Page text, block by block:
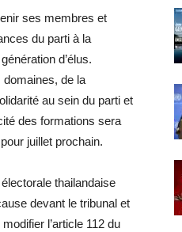
ses membres et
du parti à la
d’élus.
domaines, de la
au sein du parti et
des formations sera
juillet prochain.
thailandaise
devant le tribunal et
l’article 112 du